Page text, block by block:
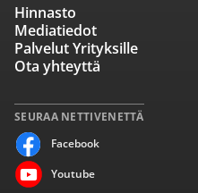
SEURAA NETTIVENETTÄ
Facebook
Youtube
Hinnasto
Mediatiedot
Palvelut Yrityksille
Ota yhteyttä